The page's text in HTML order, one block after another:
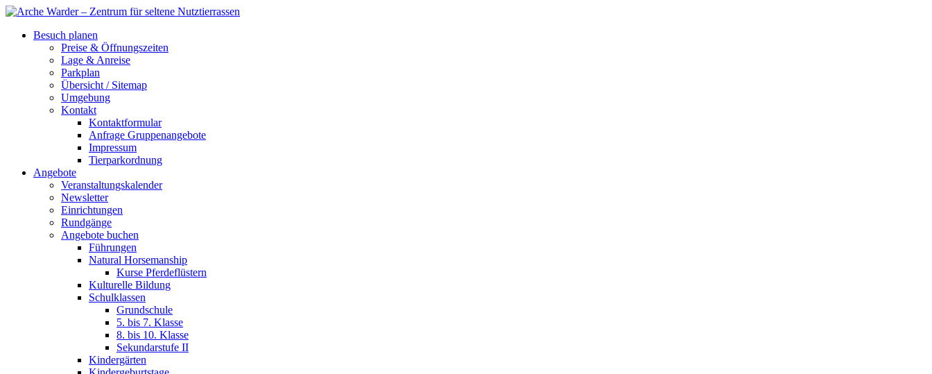
Besuch planen
Preise & Öffnungszeiten
Lage & Anreise
Parkplan
Übersicht / Sitemap
Umgebung
Kontakt
Kontaktformular
Anfrage Gruppenangebote
Impressum
Tierparkordnung
Angebote
Veranstaltungskalender
Newsletter
Einrichtungen
Rundgänge
Angebote buchen
Führungen
Natural Horsemanship
Kurse Pferdeflüstern
Kulturelle Bildung
Schulklassen
Grundschule
5. bis 7. Klasse
8. bis 10. Klasse
Sekundarstufe II
Kindergärten